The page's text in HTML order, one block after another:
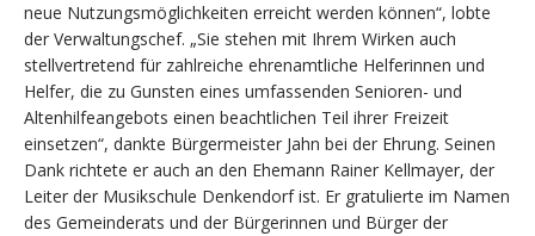
neue Nutzungsmöglichkeiten erreicht werden können“, lobte
der Verwaltungschef. „Sie stehen mit Ihrem Wirken auch
stellvertretend für zahlreiche ehrenamtliche Helferinnen und
Helfer, die zu Gunsten eines umfassenden Senioren- und
Altenhilfeangebots einen beachtlichen Teil ihrer Freizeit
einsetzen“, dankte Bürgermeister Jahn bei der Ehrung. Seinen
Dank richtete er auch an den Ehemann Rainer Kellmayer, der
Leiter der Musikschule Denkendorf ist. Er gratulierte im Namen
des Gemeinderats und der Bürgerinnen und Bürger der